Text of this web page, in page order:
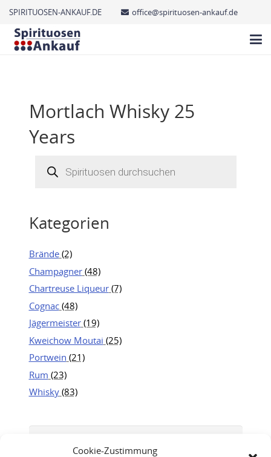
Cookie-Zustimmung
SPIRITUOSEN-ANKAUF.DE office@spirituosen-ankauf.de
Mortlach Whisky 25
Years
search
Kategorien
Brände (2)
Champagner (48)
Chartreuse Liqueur (7)
Cognac (48)
Jägermeister (19)
Kweichow Moutai (25)
Portwein (21)
Rum (23)
Whisky (83)